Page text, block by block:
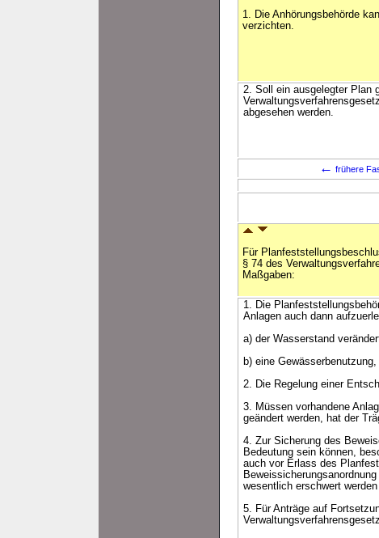
1. Die Anhörungsbehörde
verzichten.
2. Soll ein ausgelegter Plan
abgesehen werden.
← frühere
Für
§ 74 des
Maßgaben:
1. Die
Anlagen auch dann
a) der Wasserstand
b) eine
2. Die Regelung einer
3. Müssen vorhandene
geändert werden, hat der
4. Zur Sicherung des
Bedeutung sein können,
auch vor Erlass des
wesentlich erschwert werden
5. Für Anträge auf